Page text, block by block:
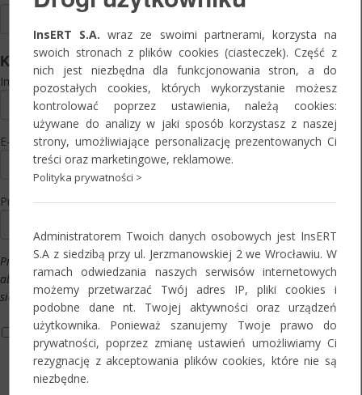
Kontakt
Imię i nazwisko:
E-mail:*
Preferowany termin:*
Prosimy o wypełnienie powyższego pola,
aby naszym pracownikom było łatwiej
się z Państwem skontaktować.
Informacja o przetwarzaniu danych osobowych*
Oświadczam, że zapoznałam/-em się z informacją o zasadach i
celach przetwarzania danych osobowych. Administratorem
danych osobowych podanych w zgłoszeniu jest InsERT S.A., z
InsERT S.A. wraz ze swoimi partnerami, korzysta na
swoich stronach z plików cookies (ciasteczek). Część z
nich jest niezbędna dla funkcjonowania stron, a do
pozostałych cookies, których wykorzystanie możesz
kontrolować poprzez ustawienia, należą cookies:
używane do analizy w jaki sposób korzystasz z naszej
strony, umożliwiające personalizację prezentowanych Ci
treści oraz marketingowe, reklamowe.
Polityka prywatności >
Administratorem Twoich danych osobowych jest InsERT
S.A z siedzibą przy ul. Jerzmanowskiej 2 we Wrocławiu. W
ramach odwiedzania naszych serwisów internetowych
możemy przetwarzać Twój adres IP, pliki cookies i
podobne dane nt. Twojej aktywności oraz urządzeń
użytkownika. Ponieważ szanujemy Twoje prawo do
prywatności, poprzez zmianę ustawień umożliwiamy Ci
rezygnację z akceptowania plików cookies, które nie są
niezbędne.